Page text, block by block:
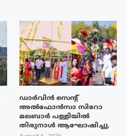
ഡാർവിൻ സെന്റ്
അൽഫോൻസാ സിറോ
മലബാർ പള്ളിയിൽ
തിരുനാൾ ആഘോഷിച്ചു.